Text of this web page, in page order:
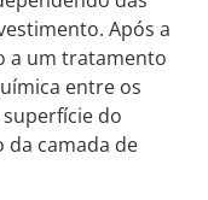
Após a
a um tratamento
entre os
do
camada de